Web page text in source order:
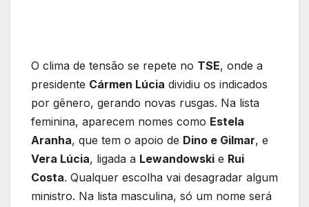
O clima de tensão se repete no TSE, onde a
presidente Cármen Lúcia dividiu os indicados
por gênero, gerando novas rusgas. Na lista
feminina, aparecem nomes como Estela
Aranha, que tem o apoio de Dino e Gilmar, e
Vera Lúcia, ligada a Lewandowski e Rui
Costa. Qualquer escolha vai desagradar algum
ministro. Na lista masculina, só um nome será